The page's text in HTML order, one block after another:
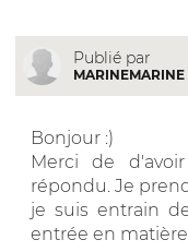
Publié par
MARINEMARINE
Bonjour :)
Merci de
répondu. Je
je suis entrain
entrée en